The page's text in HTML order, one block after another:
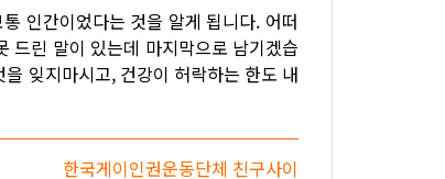
인간이었다는 것을 알게 됩니다. 어떠
드린 말이 있는데 마지막으로 남기겠습
잊지마시고, 건강이 허락하는 한도 내
한국게이인권운동단체 친구사이